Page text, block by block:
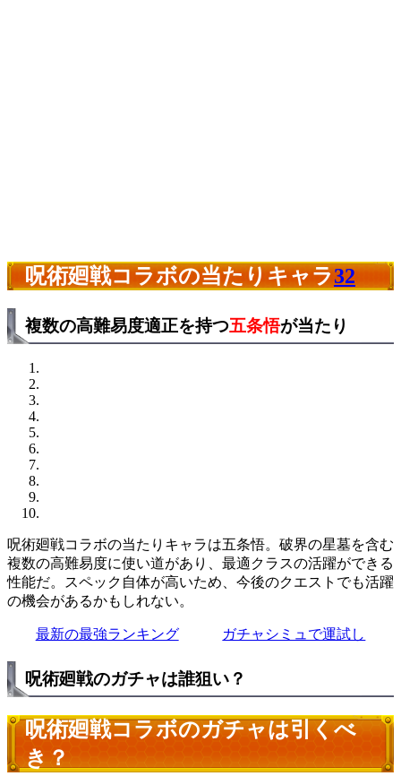
呪術廻戦コラボの当たりキャラ32
複数の高難易度適正を持つ五条悟が当たり
呪術廻戦コラボの当たりキャラは五条悟。破界の星墓を含む
複数の高難易度に使い道があり、最適クラスの活躍ができる
性能だ。スペック自体が高いため、今後のクエストでも活躍
の機会があるかもしれない。
最新の最強ランキング ガチャシミュで運試し
呪術廻戦のガチャは誰狙い？
呪術廻戦コラボのガチャは引くべ
き？